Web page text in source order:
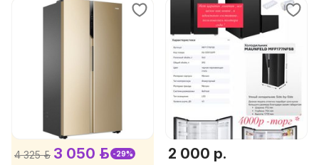
4 325 р. 3 050 р. -29% 2 000 р.